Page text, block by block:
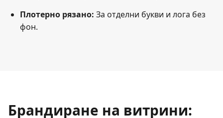
Плотерно рязано: За отделни букви и лога без
фон.
Брандиране на витрини: